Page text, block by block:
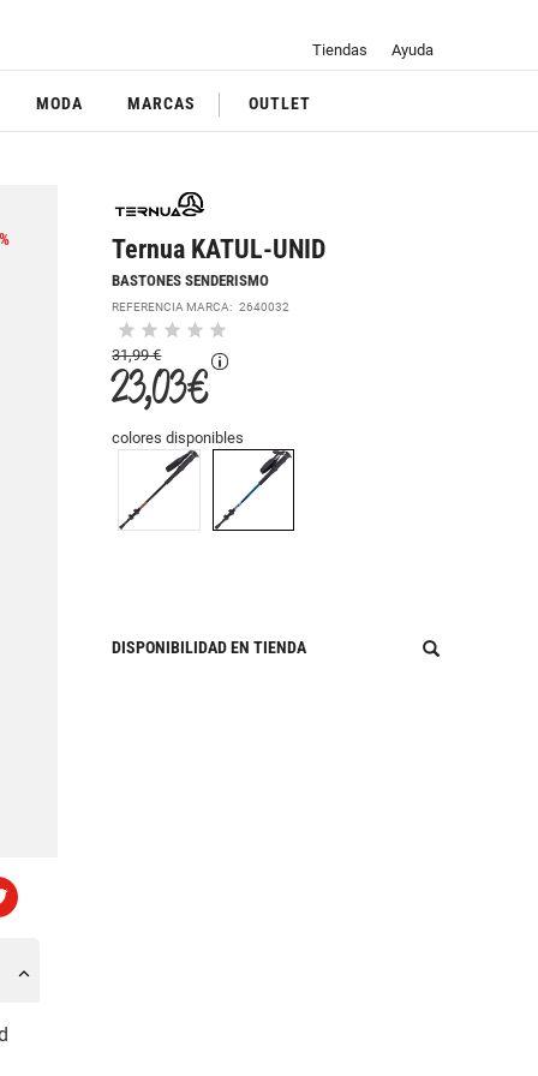
Tiendas Ayuda
MODA MARCAS OUTLET
Ternua KATUL-UNID
BASTONES SENDERISMO
REFERENCIA MARCA:2640032
31,99 €
23,03 €
colores disponibles
DISPONIBILIDAD EN TIENDA
%